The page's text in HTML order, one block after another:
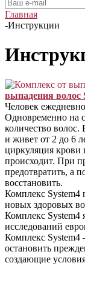
Главная
-Инструкции
выпадения волос
Человек
Одновременно на
количество волос.
и живет от 2 до 6
циркуляция крови
происходит. При
предотвратить, а
восстановить.
Комплекс System4
новых здоровых
Комплекс System4
исследований
Комплекс
остановить
создающие